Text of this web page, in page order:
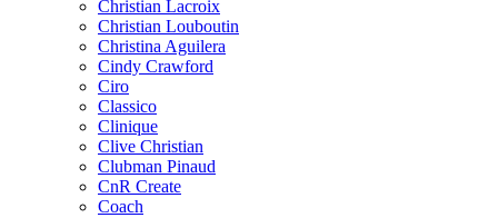
Christian Lacroix
Christian Louboutin
Christina Aguilera
Cindy Crawford
Ciro
Classico
Clinique
Clive Christian
Clubman Pinaud
CnR Create
Coach